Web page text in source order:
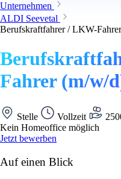
Unternehmen
ALDI Seevetal
Berufskraftfahrer / LKW-
Fahrer (m/w/
Stelle Vollzeit
Kein Homeoffice möglich
Jetzt bewerben
Auf einen Blick